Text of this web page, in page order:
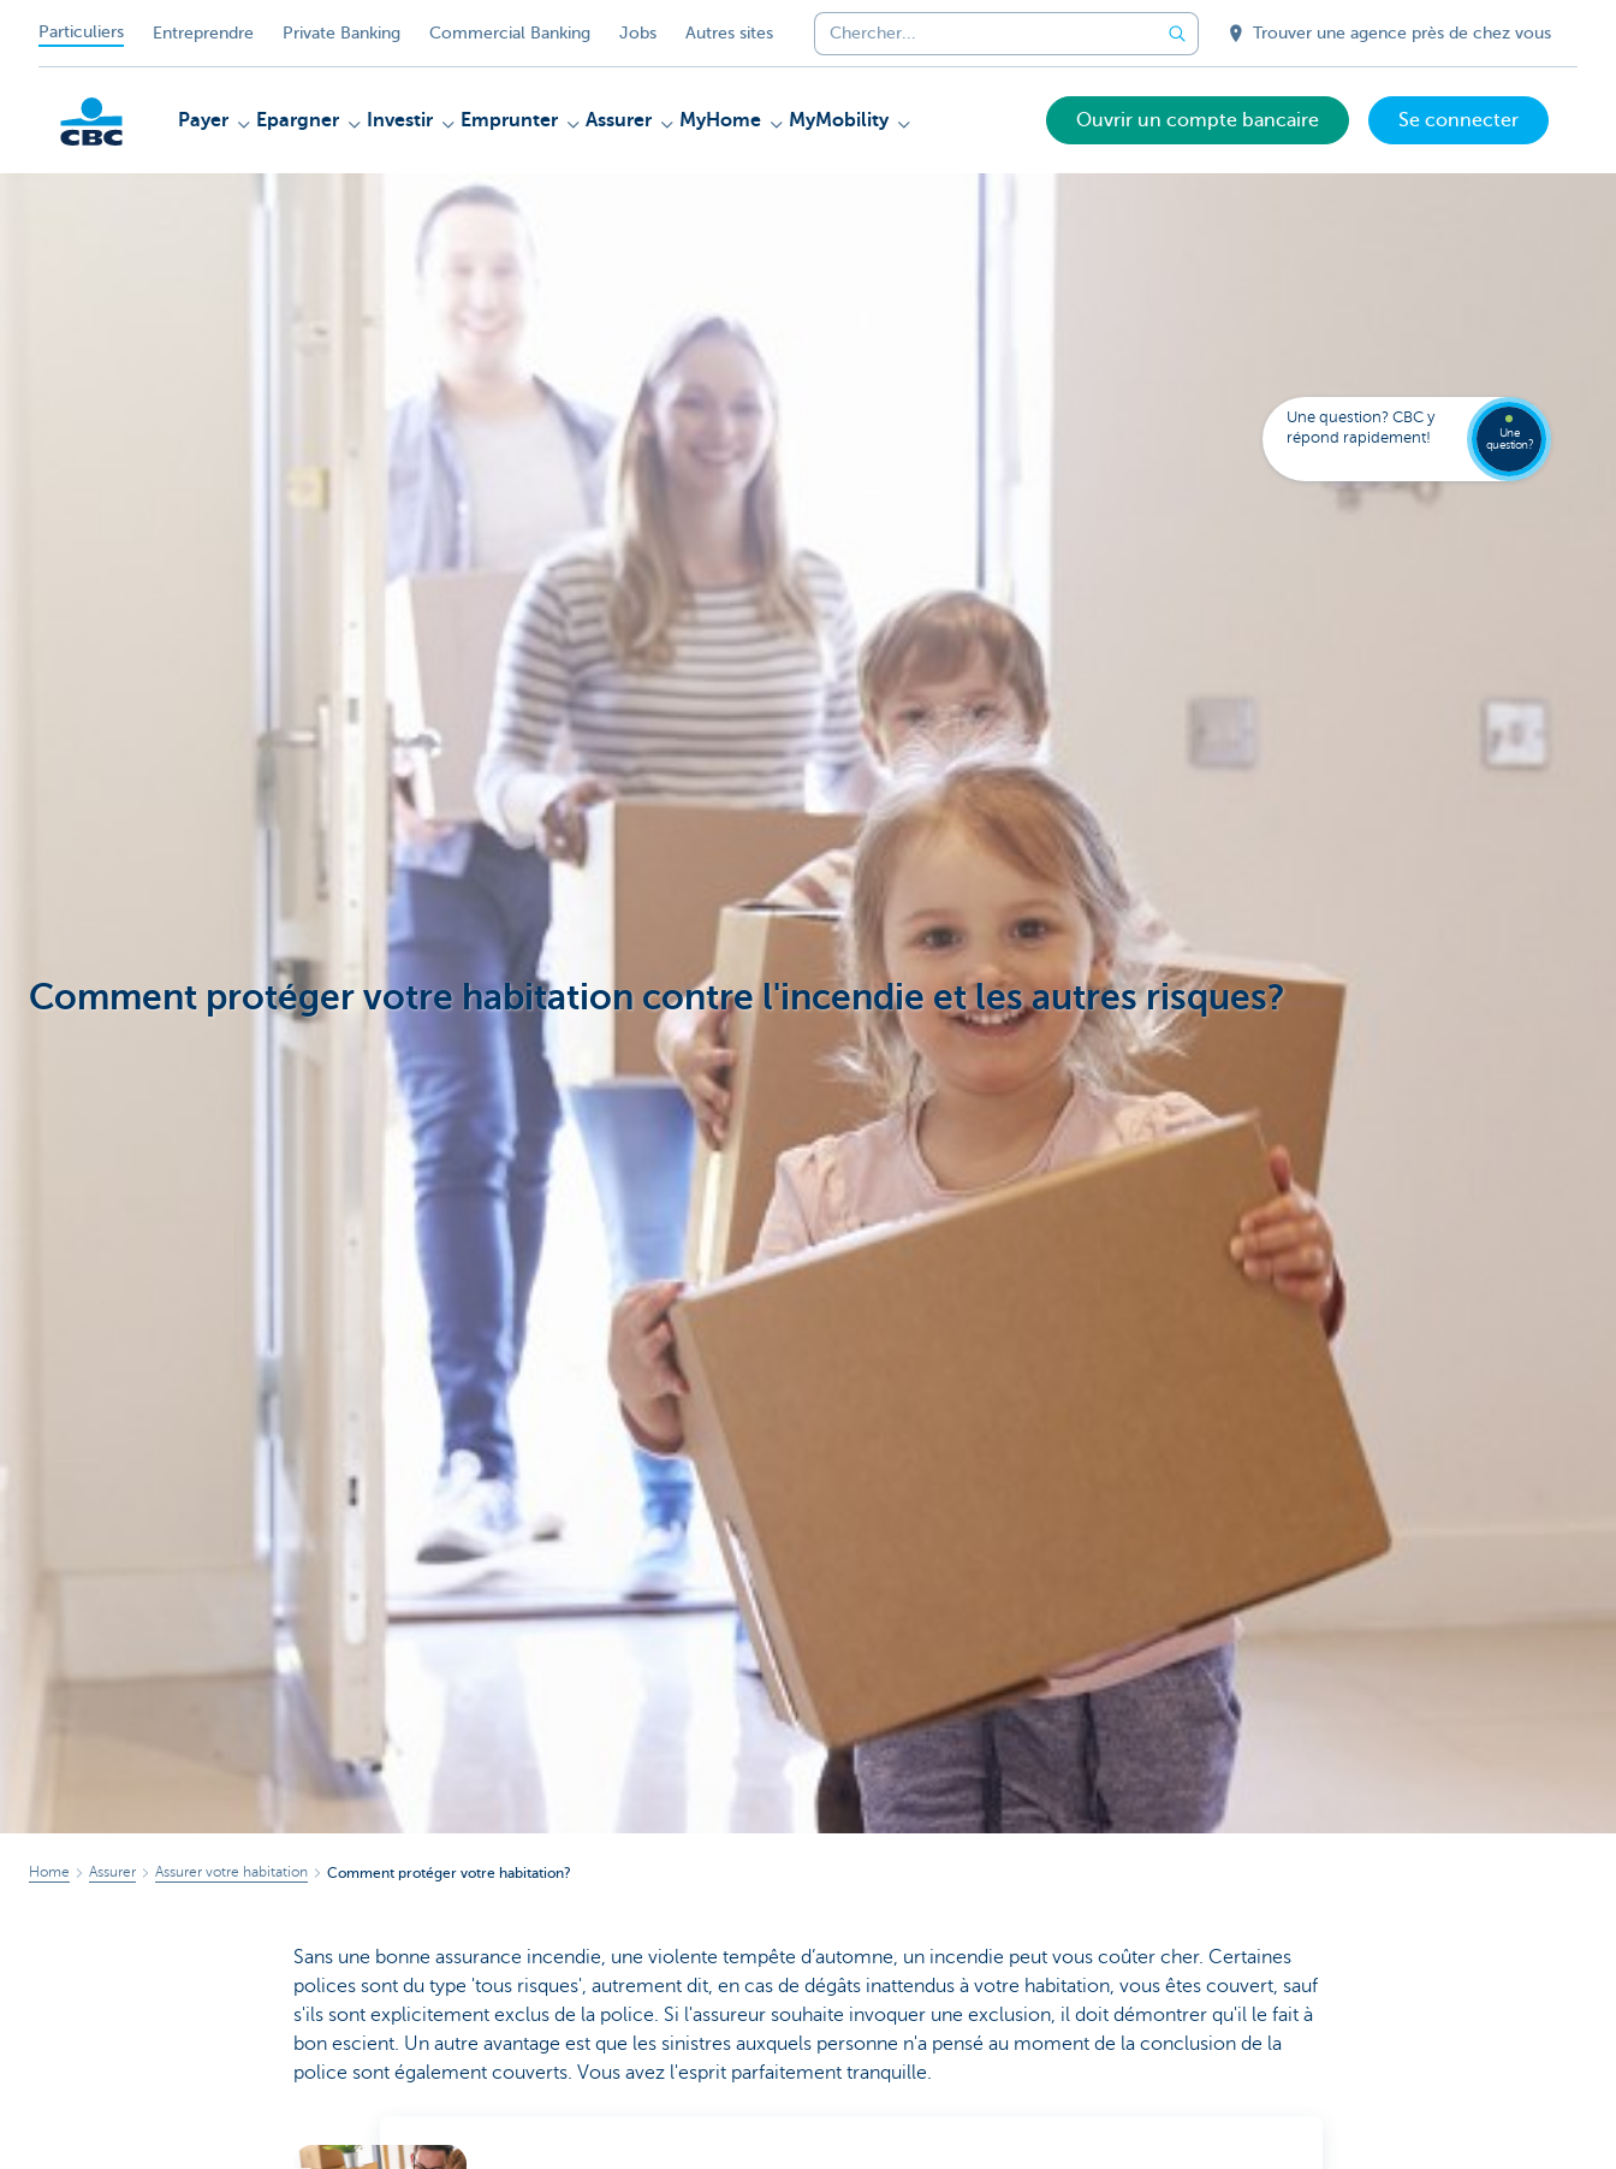
Particuliers Entreprendre Private Banking Commercial Banking Jobs Autres sites Trouver une agence près de chez vous
Payer Epargner Investir Emprunter Assurer MyHome MyMobility Ouvrir un compte bancaire Se connecter
Comment protéger votre habitation contre l'incendie et les autres risques?
Home Assurer Assurer votre habitation Comment protéger votre habitation?
Sans une bonne assurance incendie, une violente tempête d’automne, un incendie peut vous coûter cher. Certaines
polices sont du type 'tous risques', autrement dit, en cas de dégâts inattendus à votre habitation, vous êtes couvert, sauf
s'ils sont explicitement exclus de la police. Si l'assureur souhaite invoquer une exclusion, il doit démontrer qu'il le fait à
bon escient. Un autre avantage est que les sinistres auxquels personne n'a pensé au moment de la conclusion de la
police sont également couverts. Vous avez l'esprit parfaitement tranquille.
Une question? CBC y
répond rapidement!
Une
question?